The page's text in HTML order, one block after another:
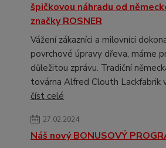
špičkovou náhradu od
značky ROSNER
Vážení zákazníci a milovníci
povrchové úpravy dřeva, máme
důležitou zprávu. Tradiční
továrna Alfred Clouth Lackfabrik
číst celé
27.02.2024
Náš nový BONUSOVÝ